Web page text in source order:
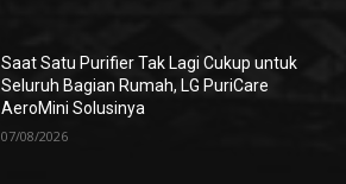
Saat Satu Purifier Tak Lagi Cukup untuk
Seluruh Bagian Rumah, LG PuriCare
AeroMini Solusinya
07/08/2026